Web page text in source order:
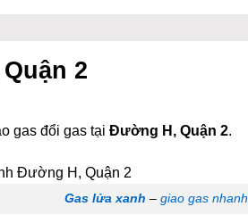
2
gas đổi gas tạiĐường H, Quận 2.
Gas lửa xanh –giao gas nhanh